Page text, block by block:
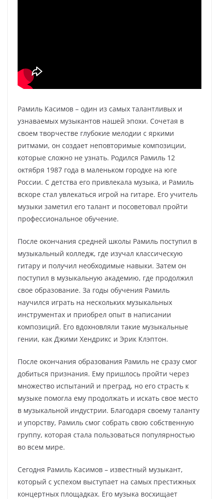
Рамиль Касимов – один из самых талантливых и
узнаваемых музыкантов нашей эпохи. Сочетая в
своем творчестве глубокие мелодии с яркими
ритмами, он создает неповторимые композиции,
которые сложно не узнать. Родился Рамиль 12
октября 1987 года в маленьком городке на юге
России. С детства его привлекала музыка, и Рамиль
вскоре стал увлекаться игрой на гитаре. Его учитель
музыки заметил его талант и посоветовал пройти
профессиональное обучение.
После окончания средней школы Рамиль поступил в
музыкальный колледж, где изучал классическую
гитару и получил необходимые навыки. Затем он
поступил в музыкальную академию, где продолжил
свое образование. За годы обучения Рамиль
научился играть на нескольких музыкальных
инструментах и приобрел опыт в написании
композиций. Его вдохновляли такие музыкальные
гении, как Джими Хендрикс и Эрик Клэптон.
После окончания образования Рамиль не сразу смог
добиться признания. Ему пришлось пройти через
множество испытаний и преград, но его страсть к
музыке помогла ему продолжать и искать свое место
в музыкальной индустрии. Благодаря своему таланту
и упорству, Рамиль смог собрать свою собственную
группу, которая стала пользоваться популярностью
во всем мире.
Сегодня Рамиль Касимов – известный музыкант,
который с успехом выступает на самых престижных
концертных площадках. Его музыка восхищает